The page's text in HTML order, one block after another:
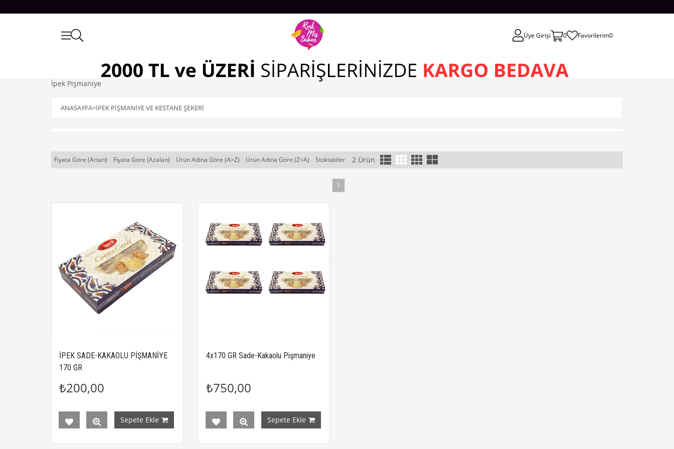
Üye Girişi 0 Favorilerim0
İpek Pişmaniye
ANASAYFA>İPEK PİŞMANİYE VE KESTANE ŞEKERİ
Fiyata Göre (Artan) Fiyata Göre (Azalan) Ürün Adına Göre (A>Z) Ürün Adına Göre (Z<A) Stoktakiler 2 Ürün
1
İPEK SADE-KAKAOLU PİŞMANİYE
170 GR
₺200,00
Sepete Ekle
4x170 GR Sade-Kakaolu Pişmaniye
₺750,00
Sepete Ekle